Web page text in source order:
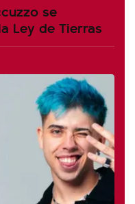
se
Ley de Tierras